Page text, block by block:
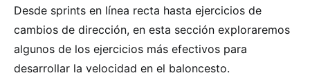
Desde sprints en línea recta hasta ejercicios de
cambios de dirección, en esta sección exploraremos
algunos de los ejercicios más efectivos para
desarrollar la velocidad en el baloncesto.